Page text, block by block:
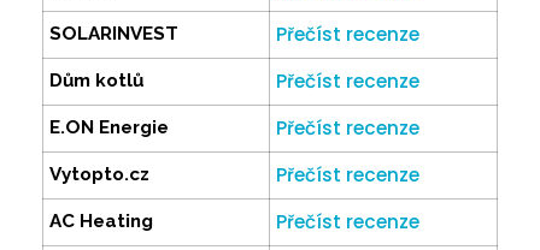
SOLARINVEST Přečíst recenze
Dům kotlů Přečíst recenze
E.ON Energie Přečíst recenze
Vytopto.cz Přečíst recenze
AC Heating Přečíst recenze